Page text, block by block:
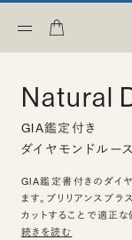
Natural
GIA鑑定付き
ダイヤモンドルー
GIA鑑定書付きのダイ
ます。ブリリアンスプ
カットすることで適正な
続きを読む